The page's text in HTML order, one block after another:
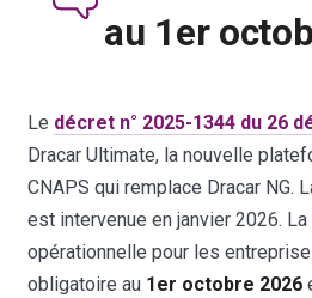
au 1er
Le décret n° 2025-1344 du 26
Dracar Ultimate, la nouvelle
CNAPS qui remplace Dracar NG.
est intervenue en janvier 2026.
opérationnelle pour les
obligatoire au 1er octobre 2026